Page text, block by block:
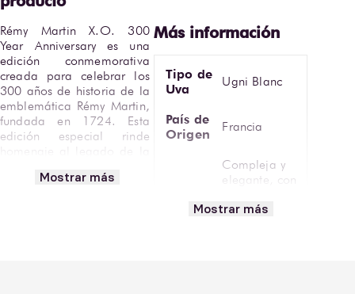
Rémy Martin X.O. 300
Year Anniversary es una
edición conmemorativa
creada para celebrar los
300 años de historia de la
emblemática Rémy Martin,
fundada en 1724. Esta
edición especial rinde
inconfundible estilo Fine
Mostrar más
Tipo de
Uva
Ugni Blanc
País de
Origen
Francia
Compleja y
elegante, con
confitadas,
Mostrar más